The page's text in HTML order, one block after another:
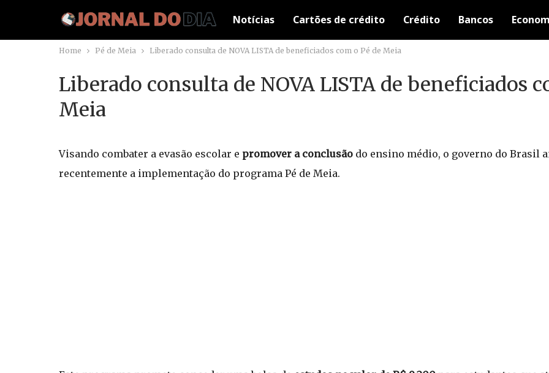
Notícias Cartões de crédito Crédito Bancos
Home Pé de Meia Liberado consulta de NOVA LISTA de beneficiados com o Pé de Meia
Liberado consulta de NOVA LISTA de beneficiados
Meia
Visando combater a evasão escolar e promover a conclusão do ensino médio, o governo do Brasil
recentemente a implementação do programa Pé de Meia.